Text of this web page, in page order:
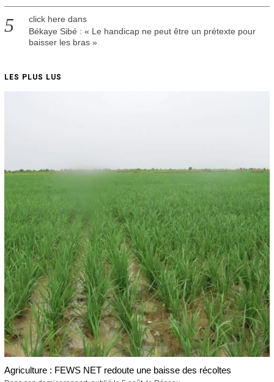
click here dans
Békaye Sibé : « Le handicap ne peut être un prétexte pour
baisser les bras »
LES PLUS LUS
Agriculture : FEWS NET redoute une baisse des récoltes